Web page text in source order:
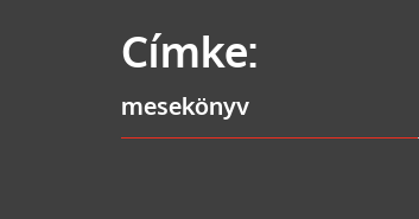
Címke:
mesekönyv